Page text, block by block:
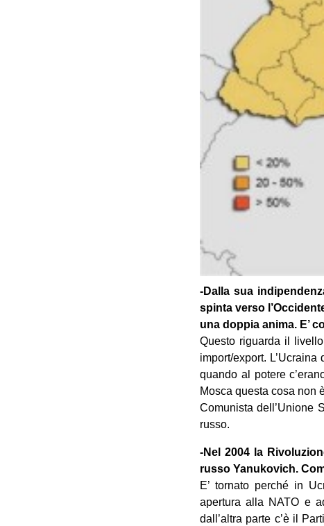
-Dalla sua
spinta verso
una doppia anima. E’
Questo riguarda il
import/export.
quando al potere
Mosca questa cosa non
Comunista dell’Unione
russo.
-Nel 2004 la
russo Yanukovich.
E’ tornato perché in
apertura alla NATO e
dall’altra parte c’è il